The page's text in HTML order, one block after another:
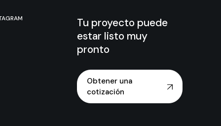
Tu proyecto puede
estar listo muy
pronto
Obtener una
cotización